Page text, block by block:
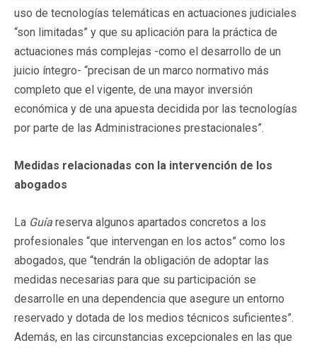
uso de tecnologías telemáticas en actuaciones judiciales
“son limitadas” y que su aplicación para la práctica de
actuaciones más complejas -como el desarrollo de un
juicio íntegro- “precisan de un marco normativo más
completo que el vigente, de una mayor inversión
económica y de una apuesta decidida por las tecnologías
por parte de las Administraciones prestacionales”.
Medidas relacionadas con la intervención de los
abogados
La Guía reserva algunos apartados concretos a los
profesionales “que intervengan en los actos” como los
abogados, que “tendrán la obligación de adoptar las
medidas necesarias para que su participación se
desarrolle en una dependencia que asegure un entorno
reservado y dotada de los medios técnicos suficientes”.
Además, en las circunstancias excepcionales en las que